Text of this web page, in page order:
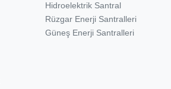
Hidroelektrik Santral
Rüzgar Enerji Santralleri
Güneş Enerji Santralleri